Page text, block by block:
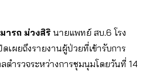
ารถ ม่วงสิริ นายแพทย์ สบ.6 โรง
เผยถึงรายงานผู้ป่วยที่เข้ารับการ
ตำรวจระหว่างการชุมนุมโดยวันที่ 14